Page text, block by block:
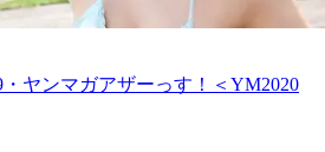
・ヤンマガアザーっす！＜YM2020